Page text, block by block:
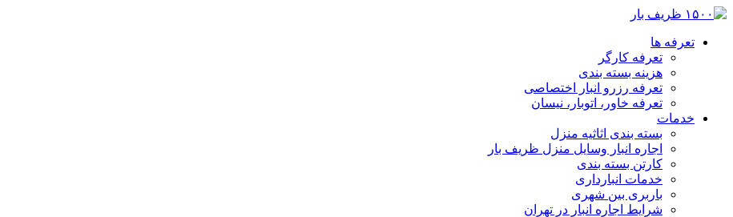
تعرفه ها
تعرفه کارگر
هزینه بسته بندی
تعرفه رزرو انبار اختصاصی
تعرفه خاور، اتوبار، نیسان
خدمات
بسته بندی اثاثیه منزل
اجاره انبار وسایل منزل ظریف بار
کارتن بسته بندی
خدمات انبارداری
باربری بین شهری
شرایط اجاره انبار در تهران